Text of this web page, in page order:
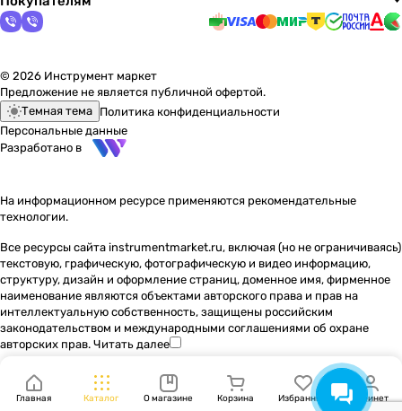
© 2026 Инструмент маркет
Предложение не является публичной офертой.
Темная тема Политика конфиденциальности
Персональные данные
Разработано в
На информационном ресурсе применяются рекомендательные
технологии.
Все ресурсы сайта instrumentmarket.ru, включая (но не ограничиваясь)
текстовую, графическую, фотографическую и видео информацию,
структуру, дизайн и оформление страниц, доменное имя, фирменное
наименование являются объектами авторского права и прав на
интеллектуальную собственность, защищены российским
законодательством и международными соглашениями об охране
авторских прав. Читать далее
Главная Каталог О магазине Корзина Избранные Кабинет